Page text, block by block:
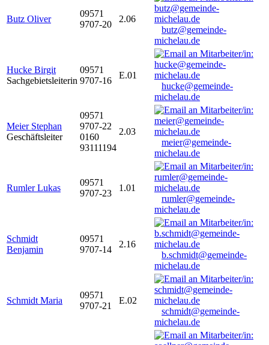
Butz Oliver
09571
9707-20
2.06
butz@gemeinde-
michelau.de
Hucke Birgit
Sachgebietsleiterin
09571
9707-16
E.01
hucke@gemeinde-
michelau.de
Meier Stephan
Geschäftsleiter
09571
9707-22
0160
93111194
2.03
meier@gemeinde-
michelau.de
Rumler Lukas
09571
9707-23
1.01
rumler@gemeinde-
michelau.de
Schmidt
Benjamin
09571
9707-14
2.16
b.schmidt@gemeinde-
michelau.de
Schmidt Maria
09571
9707-21
E.02
schmidt@gemeinde-
michelau.de